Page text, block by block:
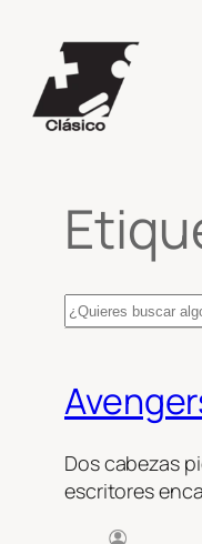
contenido
Search
Dos cabezas
escritores